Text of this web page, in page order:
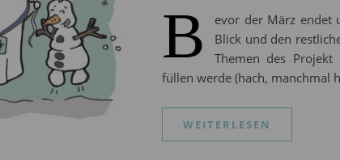
B
evor der März endet
Blick und den
Themen des
füllen werde (hach, manchmal
WEITERLESEN